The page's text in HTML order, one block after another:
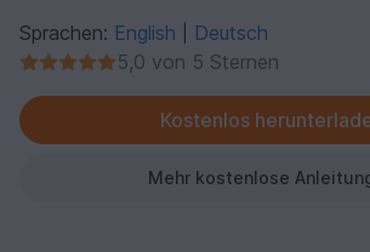
Sprachen: English
Deutsch
5,0 von 5 Sternen
Kostenlos
Mehr kostenlose